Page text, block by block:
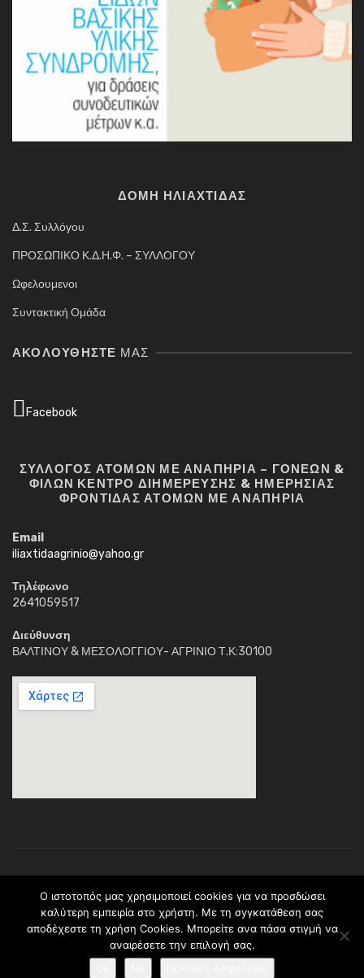
ΔΟΜΗ ΗΛΙΑΧΤΙΔΑΣ
Δ.Σ. Συλλόγου
ΠΡΟΣΩΠΙΚΟ Κ.Δ.Η.Φ. – ΣΥΛΛΟΓΟΥ
Ωφελουμενοι
Συντακτική Ομάδα
ΑΚΟΛΟΥΘΉΣΤΕ ΜΑΣ
Facebook
ΣΥΛΛΟΓΟΣ ΑΤΟΜΩΝ ΜΕ ΑΝΑΠΗΡΙΑ – ΓΟΝΕΩΝ &
ΦΙΛΩΝ ΚΕΝΤΡΟ ΔΙΗΜΕΡΕΥΣΗΣ & ΗΜΕΡΗΣΙΑΣ
ΦΡΟΝΤΙΔΑΣ ΑΤΟΜΩΝ ΜΕ ΑΝΑΠΗΡΙΑ
Email
iliaxtidaagrinio@yahoo.gr
Τηλέφωνο
2641059517
Διεύθυνση
ΒΑΛΤΙΝΟΥ & ΜΕΣΟΛΟΓΓΙΟΥ- ΑΓΡΙΝΙΟ Τ.Κ:30100
νομίμου δικαιώματος.Το περιεχόμενο ανήκει (C) στο σύλλογο
Ηλιαχτίδα * ΠΡΑΞΗ: <> Υλοποιείται στο πλαίσιο του Επιχειρησιακού
Προγράμματος <> και συγχρηματοδοτείται από το Ευρωπαϊκό
Κοινωνικό Ταμείο. (Κωδικός Πρόσκλησης: 9.iv.1.1.b)(Κωδικός ΟΠΣ:
5001965). Ποσό Προϋπολογισμού: 288.000,00 €
O ιστοτοπός μας χρησιμοποιεί cookies για να προσδώσει
καλύτερη εμπειρία στο χρήστη. Με τη σyγκατάθεση σας
αποδέχεστε τη χρήση Cookies. Μπορείτε ανα πάσα στιγμἠ να
αναιρέσετε την επιλογή σας.